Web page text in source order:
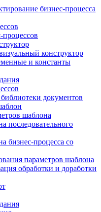
бизнес-процесса
процессов
конструктор
и константы
документов
шаблона
последовательного
бизнес-процесса со
параметров шаблона
обработки и доработки